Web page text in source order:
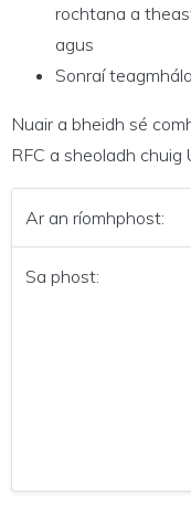
rochtana a
agus
Sonraí
Nuair a bheidh sé
RFC a sheoladh chuig
Ar an ríomhphost:
Sa phost: